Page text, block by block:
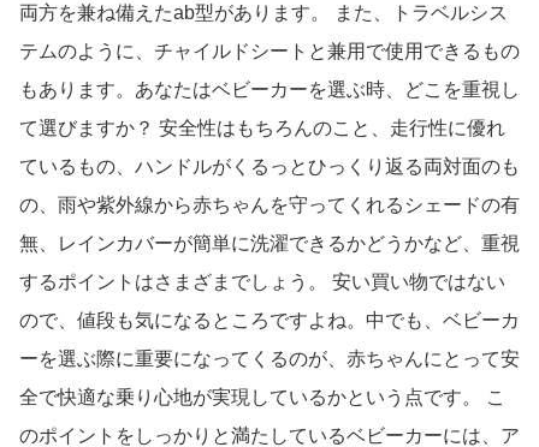
両方を兼ね備えたab型があります。 また、トラベルシス
テムのように、チャイルドシートと兼用で使用できるもの
もあります。あなたはベビーカーを選ぶ時、どこを重視し
て選びますか？ 安全性はもちろんのこと、走行性に優れ
ているもの、ハンドルがくるっとひっくり返る両対面のも
の、雨や紫外線から赤ちゃんを守ってくれるシェードの有
無、レインカバーが簡単に洗濯できるかどうかなど、重視
するポイントはさまざまでしょう。 安い買い物ではない
ので、値段も気になるところですよね。中でも、ベビーカ
ーを選ぶ際に重要になってくるのが、赤ちゃんにとって安
全で快適な乗り心地が実現しているかという点です。 こ
のポイントをしっかりと満たしているベビーカーには、ア